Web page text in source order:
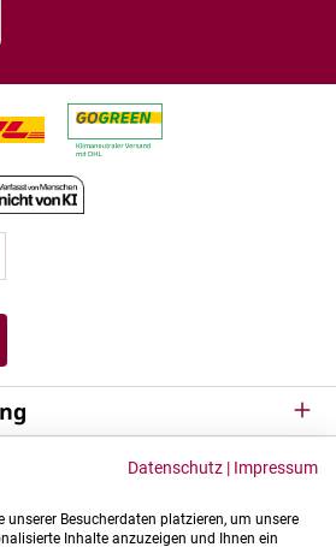
Datenschutz | Impressum
unserer Besucherdaten platzieren, um unsere
Inhalte anzuzeigen und Ihnen ein